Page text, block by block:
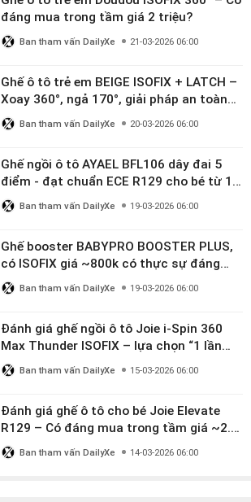
đáng mua trong tầm giá 2 triệu?
Ban tham vấn DailyXe 21-03-2026 06:00
Ghế ô tô trẻ em BEIGE ISOFIX + LATCH –
Xoay 360°, ngả 170°, giải pháp an toàn
linh hoạt cho bé 0–10 tuổi
Ban tham vấn DailyXe 20-03-2026 06:00
Ghế ngồi ô tô AYAEL BFL106 dây đai 5
điểm - đạt chuẩn ECE R129 cho bé từ 1–
10 tuổi
Ban tham vấn DailyXe 19-03-2026 06:00
Ghế booster BABYPRO BOOSTER PLUS,
có ISOFIX giá ~800k có thực sự đáng
mua?
Ban tham vấn DailyXe 19-03-2026 06:00
Đánh giá ghế ngồi ô tô Joie i-Spin 360
Max Thunder ISOFIX – lựa chọn “1 lần
dùng đến 12 năm” có đáng giá gần 9
triệu?
Ban tham vấn DailyXe 15-03-2026 06:00
Đánh giá ghế ô tô cho bé Joie Elevate
R129 – Có đáng mua trong tầm giá ~2.8
triệu?
Ban tham vấn DailyXe 14-03-2026 06:00